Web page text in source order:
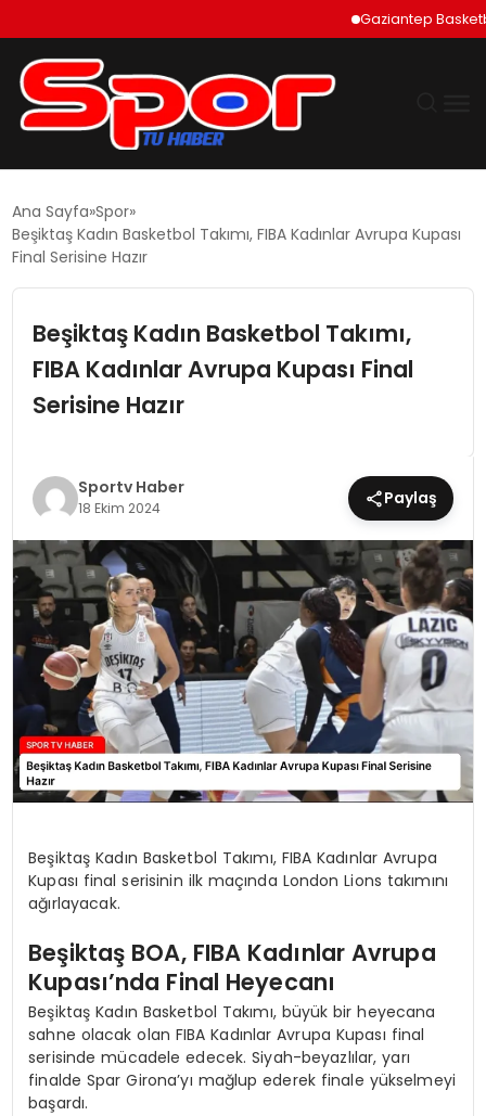
Gaziantep Basketbol
DÜNYA
SIYASET
EĞITIM
MAGAZIN
SPOR
YAŞAM
Ana Sayfa Spor
Beşiktaş Kadın Basketbol Takımı, FIBA Kadınlar Avrupa Kupası
Final Serisine Hazır
Beşiktaş Kadın Basketbol Takımı,
FIBA Kadınlar Avrupa Kupası Final
Serisine Hazır
Sportv Haber
18 Ekim 2024 Paylaş
Beşiktaş Kadın Basketbol Takımı, FIBA Kadınlar Avrupa
Kupası final serisinin ilk maçında London Lions takımını
ağırlayacak.
Beşiktaş BOA, FIBA Kadınlar Avrupa
Kupası’nda Final Heyecanı
Beşiktaş Kadın Basketbol Takımı, büyük bir heyecana
sahne olacak olan FIBA Kadınlar Avrupa Kupası final
serisinde mücadele edecek. Siyah-beyazlılar, yarı
finalde Spar Girona’yı mağlup ederek finale yükselmeyi
başardı.